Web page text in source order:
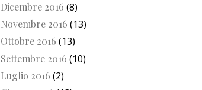
Dicembre 2016 (8)
Novembre 2016 (13)
Ottobre 2016 (13)
Settembre 2016 (10)
Luglio 2016 (2)